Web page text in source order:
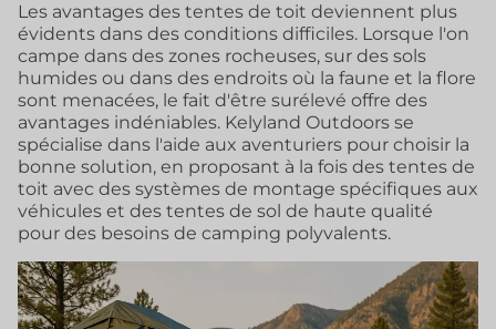
Les avantages des tentes de toit deviennent plus
évidents dans des conditions difficiles. Lorsque l'on
campe dans des zones rocheuses, sur des sols
humides ou dans des endroits où la faune et la flore
sont menacées, le fait d'être surélevé offre des
avantages indéniables. Kelyland Outdoors se
spécialise dans l'aide aux aventuriers pour choisir la
bonne solution, en proposant à la fois des tentes de
toit avec des systèmes de montage spécifiques aux
véhicules et des tentes de sol de haute qualité
pour des besoins de camping polyvalents.